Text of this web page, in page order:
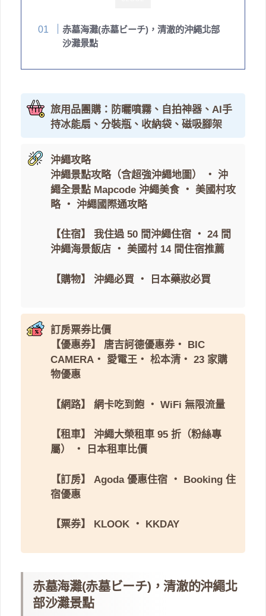
赤墓海灘(赤墓ビーチ)，清澈的沖繩北部
沙灘景點
旅用品團購：防曬噴霧、自拍神器、AI手
持冰能扇、分裝瓶、收納袋、磁吸腳架
沖繩攻略
沖繩景點攻略（含超強沖繩地圖）
・ 沖
繩全景點 Mapcode 沖繩美食・ 美國村攻
略・ 沖繩國際通攻略
【住宿】 我住過 50 間沖繩住宿 ・ 24 間
沖繩海景飯店 ・ 美國村 14 間住宿推薦
【購物】 沖繩必買 ・ 日本藥妝必買
訂房票券比價
【優惠券】
唐吉訶德優惠券・
BIC
CAMERA ・ 愛電王 ・ 松本清 ・ 23 家購
物優惠
【網路】 網卡吃到飽 ・ WiFi 無限流量
【租車】
沖繩大榮租車 95 折（粉絲專
屬）
・ 日本租車比價
【訂房】 Agoda 優惠住宿 ・ Booking 住
宿優惠
【票券】 KLOOK ・ KKDAY
赤墓海灘(赤墓ビーチ)，清澈的沖繩北
部沙灘景點